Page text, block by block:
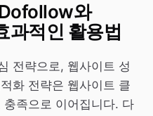
와
과적인 활용법
전략으로, 웹사이트 성
화 전략은 웹사이트 클
족으로 이어집니다. 다